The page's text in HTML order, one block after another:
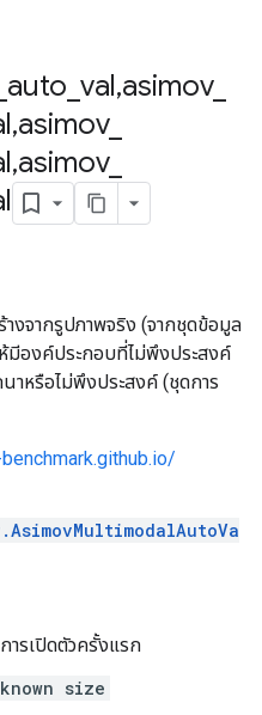
auto val,asimov_
,asimov_
,asimov_
งจากรูปภาพจริง (จากชุดข้อมูล
มีองค์ประกอบที่ไม่พึงประสงค์
าหรือไม่พึงประสงค์ (ชุดการ
ารเปิดตัวครั้งแรก
size